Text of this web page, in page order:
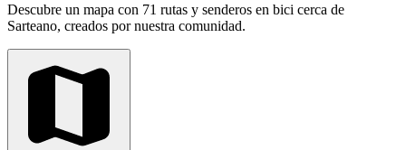
Descubre un mapa con 71 rutas y senderos en bici cerca de
Sarteano, creados por nuestra comunidad.